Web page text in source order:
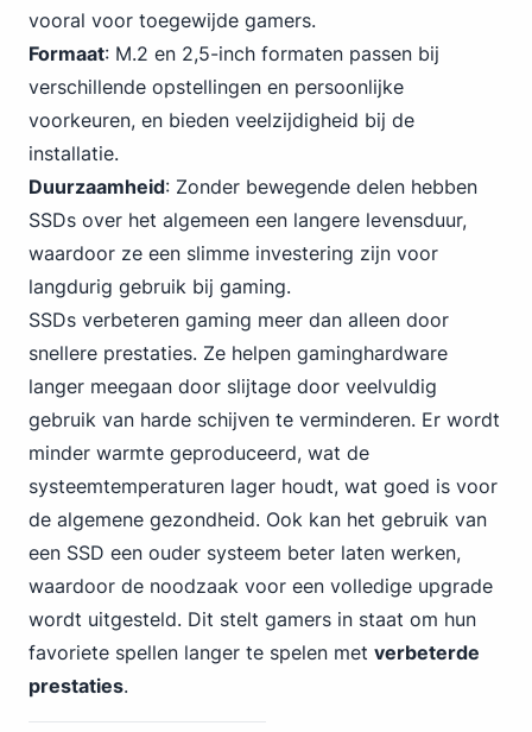
vooral voor toegewijde gamers.
Formaat: M.2 en 2,5-inch formaten passen bij
verschillende opstellingen en persoonlijke
voorkeuren, en bieden veelzijdigheid bij de
installatie.
Duurzaamheid: Zonder bewegende delen hebben
SSDs over het algemeen een langere levensduur,
waardoor ze een slimme investering zijn voor
langdurig gebruik bij gaming.
SSDs verbeteren gaming meer dan alleen door
snellere prestaties. Ze helpen gaminghardware
langer meegaan door slijtage door veelvuldig
gebruik van harde schijven te verminderen. Er wordt
minder warmte geproduceerd, wat de
systeemtemperaturen lager houdt, wat goed is voor
de algemene gezondheid. Ook kan het gebruik van
een SSD een ouder systeem beter laten werken,
waardoor de noodzaak voor een volledige upgrade
wordt uitgesteld. Dit stelt gamers in staat om hun
favoriete spellen langer te spelen met verbeterde
prestaties.